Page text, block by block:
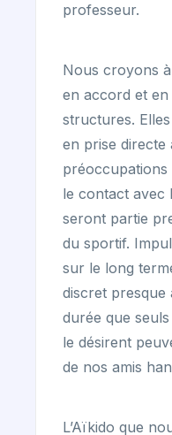
professeur.
Nous croyons à
en accord et
structures.
en prise directe
préoccupations
le contact avec
seront partie
du sportif.
sur le long
discret presque
durée que
le désirent
de nos amis
L’Aïkido que